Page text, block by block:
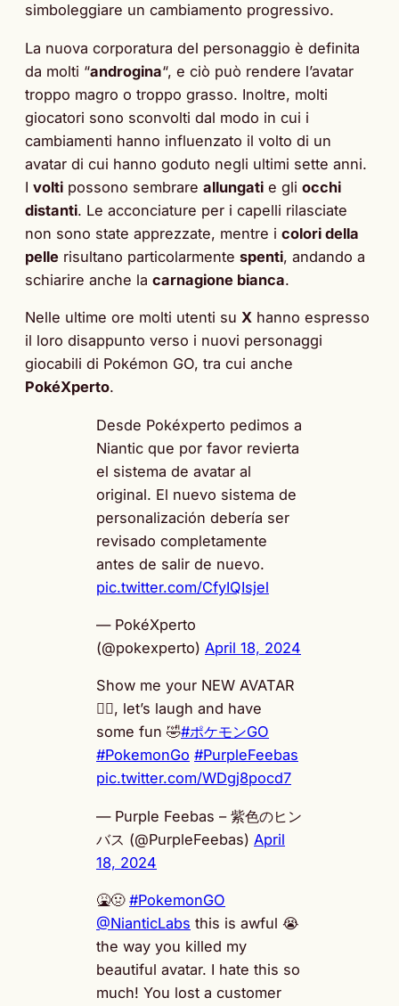
simboleggiare un cambiamento progressivo.
La nuova corporatura del personaggio è definita
da molti “androgina“, e ciò può rendere l’avatar
troppo magro o troppo grasso. Inoltre, molti
giocatori sono sconvolti dal modo in cui i
cambiamenti hanno influenzato il volto di un
avatar di cui hanno goduto negli ultimi sette anni.
I volti possono sembrare allungati e gli occhi
distanti. Le acconciature per i capelli rilasciate
non sono state apprezzate, mentre i colori della
pelle risultano particolarmente spenti, andando a
schiarire anche la carnagione bianca.
Nelle ultime ore molti utenti su X hanno espresso
il loro disappunto verso i nuovi personaggi
giocabili di Pokémon GO, tra cui anche
PokéXperto.
Desde Pokéxperto pedimos a
Niantic que por favor revierta
el sistema de avatar al
original. El nuevo sistema de
personalización debería ser
revisado completamente
antes de salir de nuevo.
pic.twitter.com/CfyIQIsjel
— PokéXperto
(@pokexperto) April 18, 2024
Show me your NEW AVATAR
👇🏻, let’s laugh and have
some fun 🤣#ポケモンGO
#PokemonGo #PurpleFeebas
pic.twitter.com/WDgj8pocd7
— Purple Feebas – 紫色のヒン
バス (@PurpleFeebas) April
18, 2024
🤮🤢 #PokemonGO
@NianticLabs this is awful 😭
the way you killed my
beautiful avatar. I hate this so
much! You lost a customer